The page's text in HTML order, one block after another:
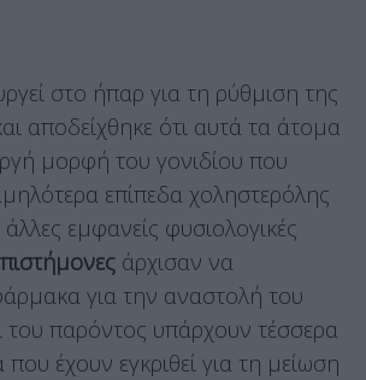
στο ήπαρ για τη ρύθμιση της
αποδείχθηκε ότι αυτά τα άτομα
μορφή του γονιδίου που
επίπεδα χοληστερόλης
εμφανείς φυσιολογικές
άρχισαν να
για την αναστολή του
του παρόντος υπάρχουν τέσσερα
έχουν εγκριθεί για τη μείωση